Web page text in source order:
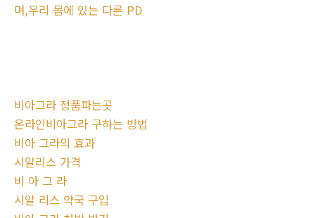
며,우리 몸에 있는 다른 PD
비아그라 정품파는곳
온라인비아그라 구하는 방법
비아 그라의 효과
시알리스 가격
비 아 그 라
시알 리스 약국 구입